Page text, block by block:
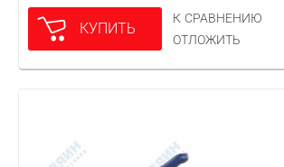
КУПИТЬ
К СРАВНЕНИЮ
ОТЛОЖИТЬ